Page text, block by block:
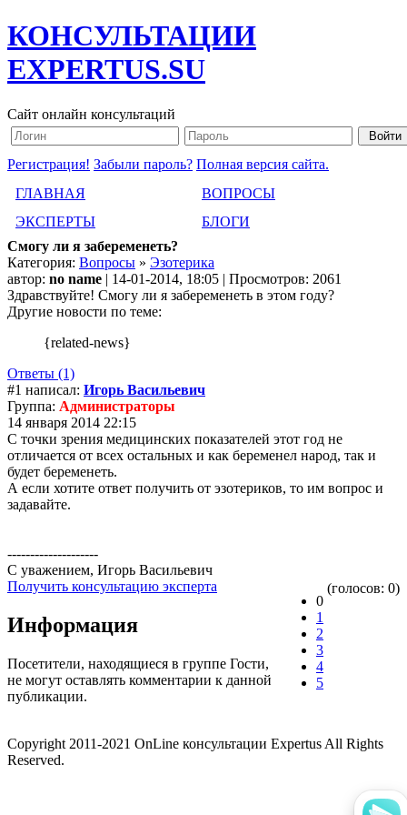
КОНСУЛЬТАЦИИ
EXPERTUS.SU
Сайт онлайн консультаций
Регистрация! Забыли пароль? Полная версия сайта.
ГЛАВНАЯ
ВОПРОСЫ
ЭКСПЕРТЫ
БЛОГИ
Смогу ли я забеременеть?
Категория: Вопросы » Эзотерика
автор: no name | 14-01-2014, 18:05 | Просмотров: 2061
Здравствуйте! Смогу ли я забеременеть в этом году?
Другие новости по теме:
{related-news}
Ответы (1)
#1 написал: Игорь Васильевич
Группа: Администраторы
14 января 2014 22:15
С точки зрения медицинских показателей этот год не
отличается от всех остальных и как беременел народ, так и
будет беременеть.
А если хотите ответ получить от эзотериков, то им вопрос и
задавайте.
--------------------
С уважением, Игорь Васильевич
Получить консультацию эксперта
0
1
2
3
4
5
(голосов: 0)
Информация
Посетители, находящиеся в группе Гости,
не могут оставлять комментарии к данной
публикации.
Copyright 2011-2021 OnLine консультации Expertus All Rights
Reserved.